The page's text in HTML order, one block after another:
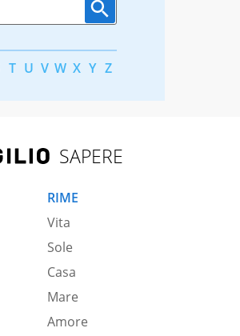
T U V W X Y Z
SAPERE
RIME
Vita
Sole
Casa
Mare
Amore